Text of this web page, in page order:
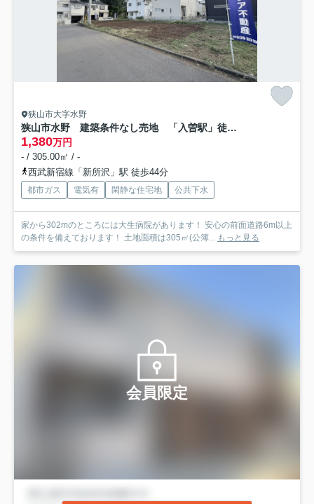
狭山市大字水野
狭山市水野 建築条件なし売地 「入曽駅」徒歩27分 敷地92坪 【山王小学区】
1,380万円
- / 305.00㎡ / -
西武新宿線「新所沢」駅 徒歩44分
都市ガス 電気有 閑静な住宅地 公共下水
家から302mのところには大生病院があります！ 安心の前面道路6m以上
の条件を備えております！ 土地面積は305㎡(公簿...
もっと見る
会員限定